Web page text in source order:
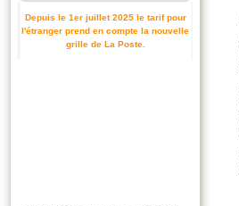
Depuis le 1er juillet 2025 le tarif pour
l'étranger prend en compte la nouvelle
grille de La Poste.